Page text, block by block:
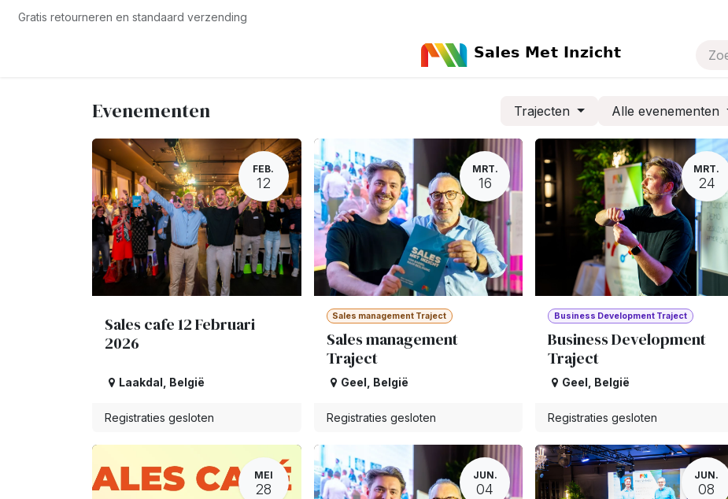
Overslaan naar inhoud
Gratis retourneren en standaard verzending
Evenementen Trajecten Alle evenementen
FEB.
12
Sales cafe 12 Februari
2026
Laakdal België
Registraties gesloten
MRT.
16
Sales management Traject
Sales management
Traject
Geel België
Registraties gesloten
MRT.
24
Business Development Traject
Business Development
Traject
Geel België
Registraties gesloten
MEI
28
JUN.
04
JUN.
08